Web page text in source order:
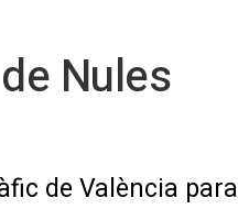
Nules
de València para